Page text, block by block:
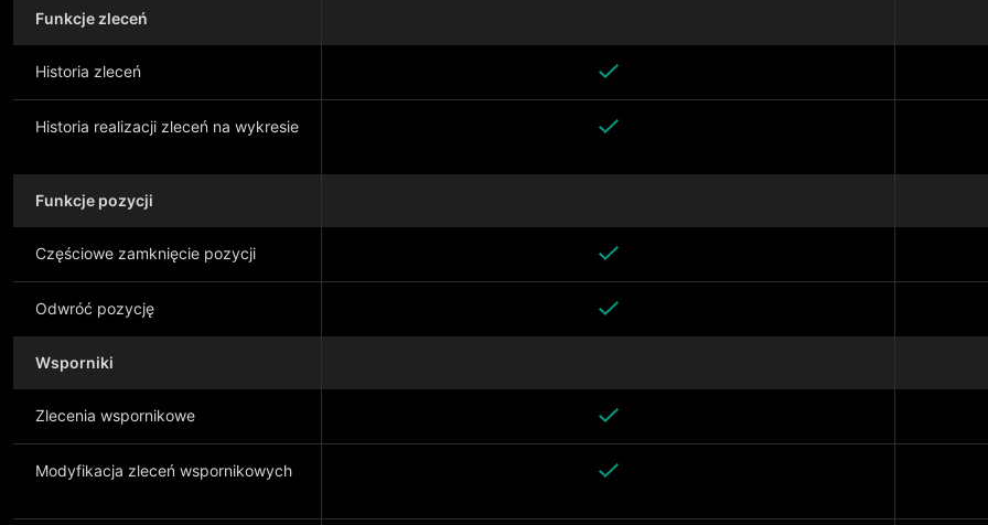
Funkcje zleceń
Historia zleceń
Historia realizacji zleceń na wykresie
Funkcje pozycji
Częściowe zamknięcie pozycji
Odwróć pozycję
Wsporniki
Zlecenia wspornikowe
Modyfikacja zleceń wspornikowych